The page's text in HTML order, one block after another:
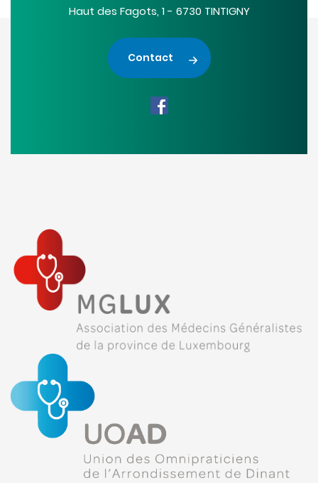
Haut des Fagots, 1 - 6730 TINTIGNY
Contact